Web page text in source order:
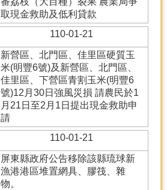
取現金救助及低利貸款
110-01-21
新營區、北門區、佳里區硬質玉
米(明豐6號)及新營區、北門區、
佳里區、下營區青割玉米(明豐6
號)12月30日強風災損 請農民於1
月21日至2月1日提出現金救助申
請
110-01-21
屏東縣政府公告移除該縣琉球新
漁港港區堆置網具、膠筏、雜
物。